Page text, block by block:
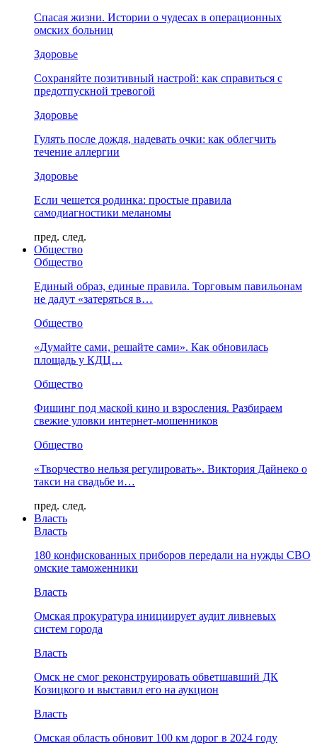
Спасая жизни. Истории о чудесах в операционных
омских больниц
Здоровье
Сохраняйте позитивный настрой: как справиться с
предотпускной тревогой
Здоровье
Гулять после дождя, надевать очки: как облегчить
течение аллергии
Здоровье
Если чешется родинка: простые правила
самодиагностики меланомы
пред. след.
Общество
Общество
Единый образ, единые правила. Торговым павильонам
не дадут «затеряться в…
Общество
«Думайте сами, решайте сами». Как обновилась
площадь у КДЦ…
Общество
Фишинг под маской кино и взросления. Разбираем
свежие уловки интернет-мошенников
Общество
«Творчество нельзя регулировать». Виктория Дайнеко о
такси на свадьбе и…
пред. след.
Власть
Власть
180 конфискованных приборов передали на нужды СВО
омские таможенники
Власть
Омская прокуратура инициирует аудит ливневых
систем города
Власть
Омск не смог реконструировать обветшавший ДК
Козицкого и выставил его на аукцион
Власть
Омская область обновит 100 км дорог в 2024 году